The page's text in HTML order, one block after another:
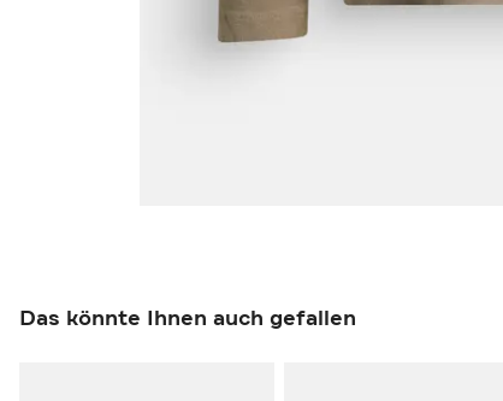
Das könnte Ihnen auch gefallen